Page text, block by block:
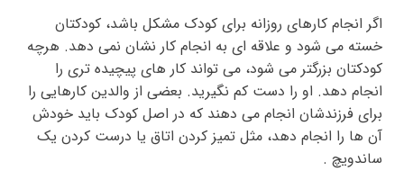
اگر انجام کارهای روزانه برای کودک مشکل باشد، کودکتان
خسته می شود و علاقه ای به انجام کار نشان نمی دهد. هرچه
کودکتان بزرگتر می شود، می تواند کار های پیچیده تری را
انجام دهد. او را دست کم نگیرید. بعضی از والدین کارهایی را
برای فرزندشان انجام می دهند که در اصل کودک باید خودش
آن ها را انجام دهد، مثل تمیز کردن اتاق یا درست کردن یک
ساندویچ .